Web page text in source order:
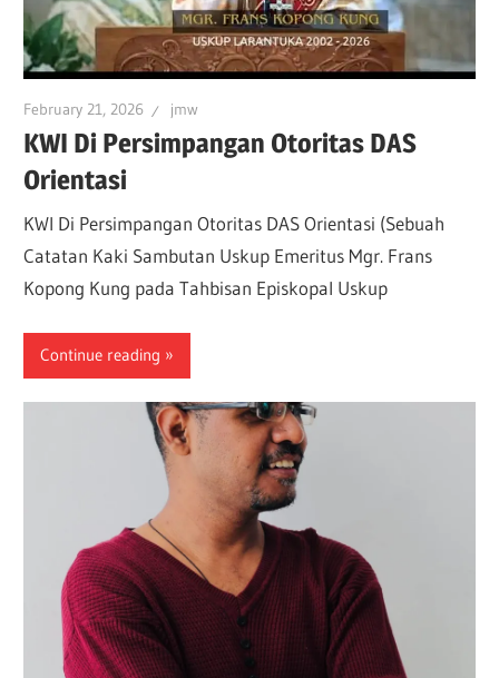
February 21, 2026 jmw
KWI Di Persimpangan Otoritas DAS
Orientasi
KWI Di Persimpangan Otoritas DAS Orientasi (Sebuah
Catatan Kaki Sambutan Uskup Emeritus Mgr. Frans
Kopong Kung pada Tahbisan Episkopal Uskup
Continue reading